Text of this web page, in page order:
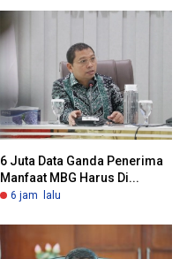
6 Juta Data Ganda Penerima
Manfaat MBG Harus Di...
6 jam lalu